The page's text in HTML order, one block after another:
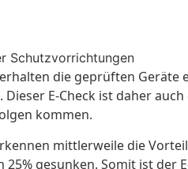
Schutzvorrichtungen
die geprüften
E-Check ist daher
kommen.
mittlerweile die
gesunken. Somit ist der